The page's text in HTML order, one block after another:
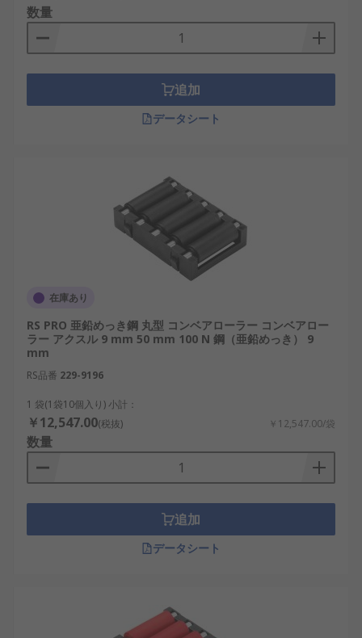
数量
追加
データシート
在庫あり
RS PRO 亜鉛めっき鋼 丸型 コンベアローラー コンベアロー
ラー アクスル 9 mm 50 mm 100 N 鋼（亜鉛めっき） 9
mm
RS品番 229-9196
1 袋(1袋10個入り) 小計：
￥12,547.00(税抜) ￥12,547.00/袋
数量
追加
データシート